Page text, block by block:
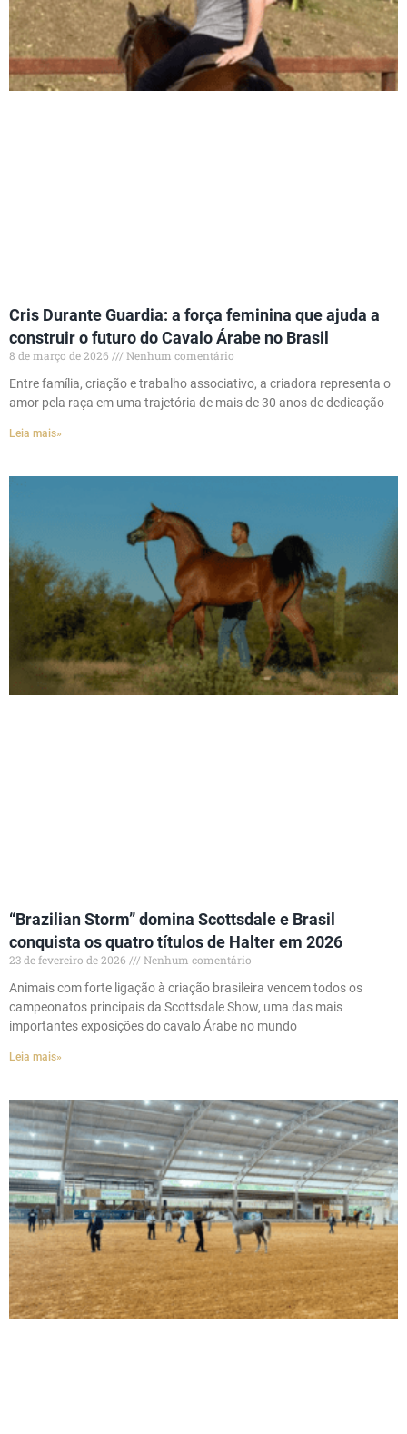
Cris Durante Guardia: a força feminina que ajuda a
construir o futuro do Cavalo Árabe no Brasil
8 de março de 2026
Nenhum comentário
Entre família, criação e trabalho associativo, a criadora representa o
amor pela raça em uma trajetória de mais de 30 anos de dedicação
Leia mais»
“Brazilian Storm” domina Scottsdale e Brasil
conquista os quatro títulos de Halter em 2026
23 de fevereiro de 2026
Nenhum comentário
Animais com forte ligação à criação brasileira vencem todos os
campeonatos principais da Scottsdale Show, uma das mais
importantes exposições do cavalo Árabe no mundo
Leia mais»